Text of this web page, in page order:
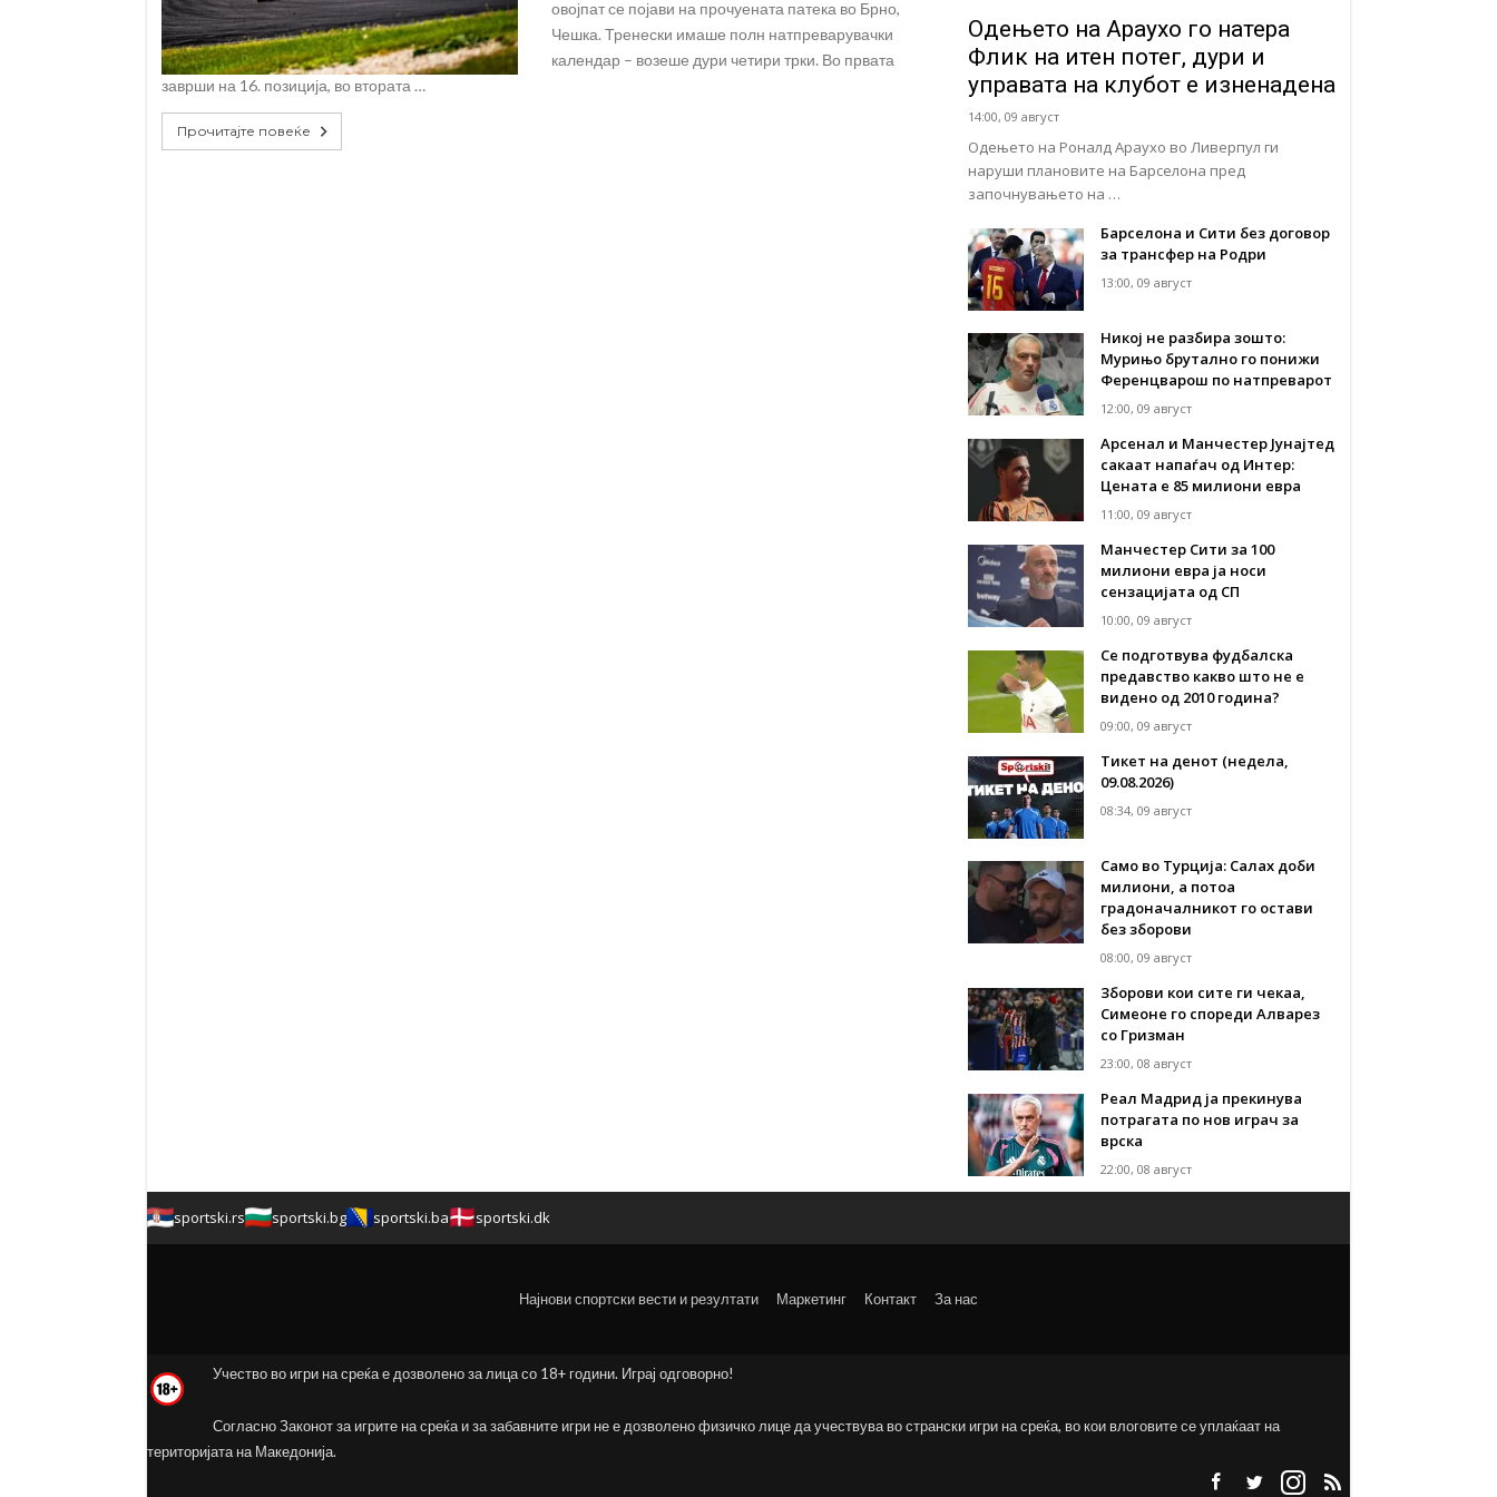
овојпат се појави на прочуената патека во Брно,
Чешка. Тренески имаше полн натпреварувачки
календар – возеше дури четири трки. Во првата
заврши на 16. позиција, во втората …
Прочитајте повеќе
Одењето на Араухо го натера
Флик на итен потег, дури и
управата на клубот е изненадена
14:00, 09 август
Одењето на Роналд Араухо во Ливерпул ги
наруши плановите на Барселона пред
започнувањето на …
Барселона и Сити без договор
за трансфер на Родри
13:00, 09 август
Никој не разбира зошто:
Мурињо брутално го понижи
Ференцварош по натпреварот
12:00, 09 август
Арсенал и Манчестер Јунајтед
сакаат напаѓач од Интер:
Цената е 85 милиони евра
11:00, 09 август
Манчестер Сити за 100
милиони евра ја носи
сензацијата од СП
10:00, 09 август
Се подготвува фудбалска
предавство какво што не е
видено од 2010 година?
09:00, 09 август
Тикет на денот (недела,
09.08.2026)
08:34, 09 август
Само во Турција: Салах доби
милиони, а потоа
градоначалникот го остави
без зборови
08:00, 09 август
Зборови кои сите ги чекаа,
Симеоне го спореди Алварез
со Гризман
23:00, 08 август
Реал Мадрид ја прекинува
потрагата по нов играч за
врска
22:00, 08 август
sportski.rs sportski.bg sportski.ba sportski.dk
Најнови спортски вести и резултати Маркетинг Контакт За нас
Учество во игри на среќа е дозволено за лица со 18+ години. Играј одговорно!
Согласно Законот за игрите на среќа и за забавните игри не е дозволено физичко лице да учествува во странски игри на среќа, во кои влоговите се уплаќаат на
територијата на Македонија.